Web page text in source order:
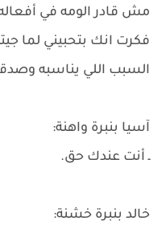
مش قادر الومه في أفعاله
فكرت انك بتحبيني لما
السبب اللي يناسبه
آسيا بنبرة واهنة:
ـ أنت عندك حق.
خالد بنبرة خشنة: